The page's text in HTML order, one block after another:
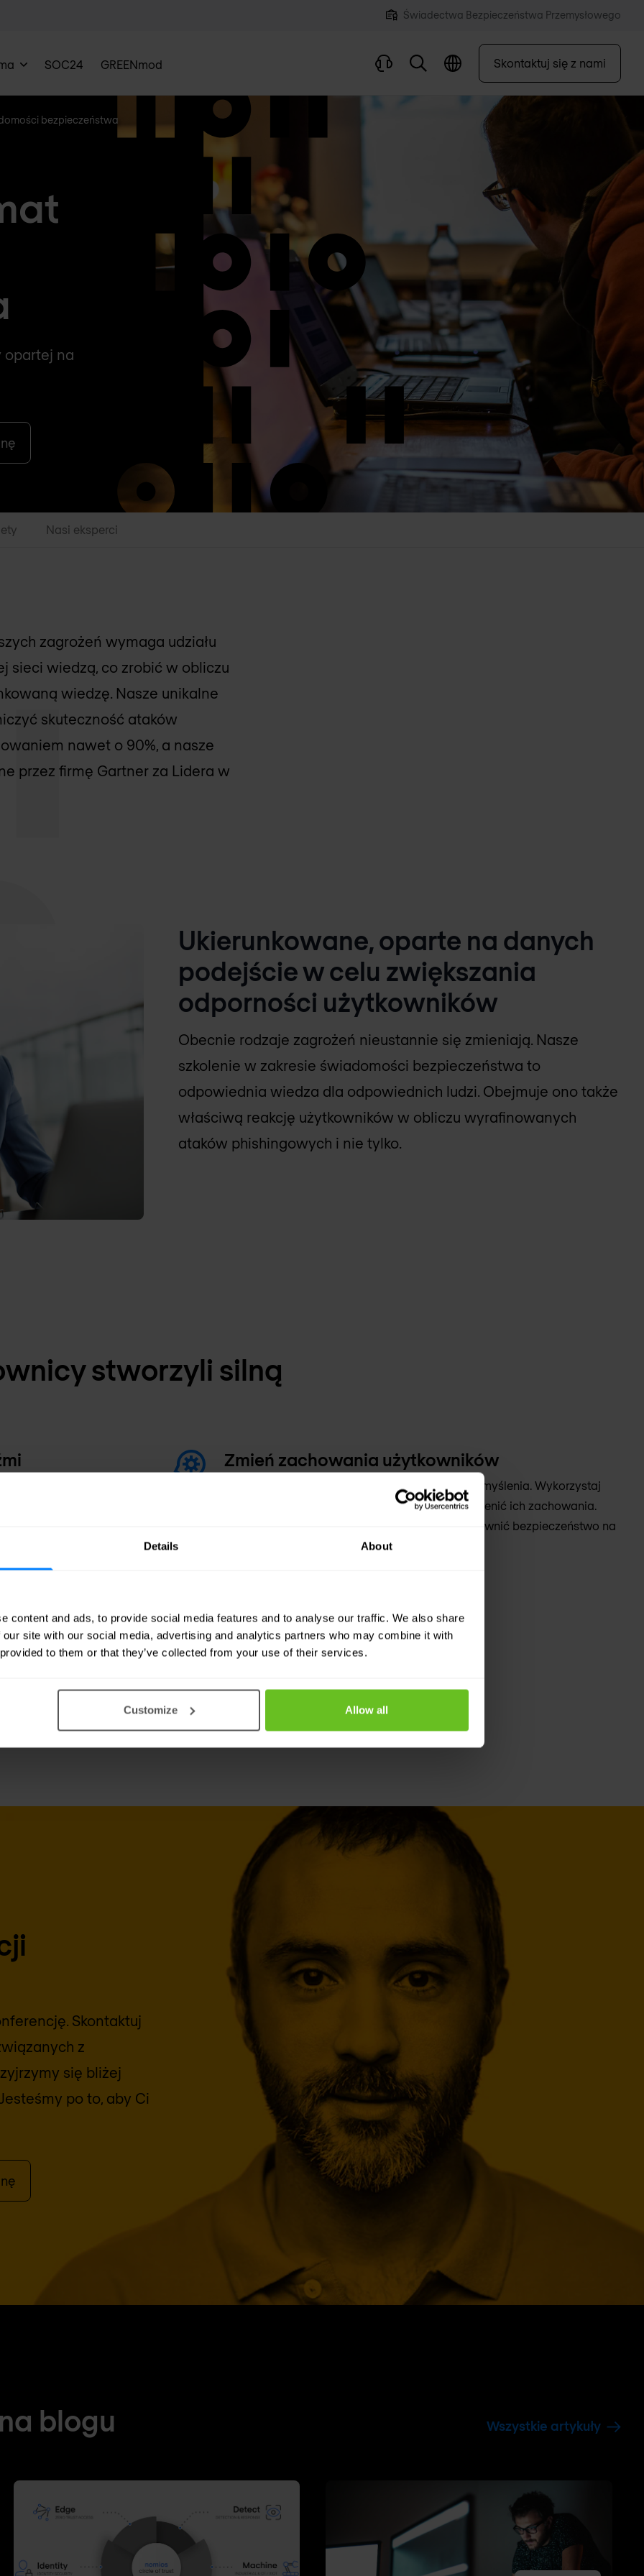
Details About
content and ads, to provide social media features and to analyse our traffic. We also share
site with our social media, advertising and analytics partners who may combine it with
to them or that they’ve collected from your use of their services.
Customize Allow all
Świadectwa Bezpieczeństwa Przemysłowego
SOC24 GREENmod Skontaktuj się z nami
bezpieczeństwa
opartej na
Nasi eksperci
zagrożeń wymaga udziału
sieci wiedzą, co zrobić w obliczu
wiedzę. Nasze unikalne
skuteczność ataków
nawet o 90%, a nasze
przez firmę Gartner za Lidera w
Ukierunkowane, oparte na danych
podejście w celu zwiększania
odporności użytkowników
Obecnie rodzaje zagrożeń nieustannie się zmieniają. Nasze
szkolenie w zakresie świadomości bezpieczeństwa to
odpowiednia wiedza dla odpowiednich ludzi. Obejmuje ono także
właściwą reakcję użytkowników w obliczu wyrafinowanych
ataków phishingowych i nie tylko.
stworzyli silną
świadomością
klikalności.
oraz w jakich
wiedzy.
Zmień zachowania użytkowników
Nie ucz swoich użytkowników schematycznego myślenia. Wykorzystaj
sprawdzoną wiedzę, aby ich zaangażować i zmienić ich zachowania.
Korzystaj z szerokiej gamy materiałów, aby zapewnić bezpieczeństwo na
prawdziwe ataki
usuwanie złośliwych
wewnętrznych i pomagasz
Skontaktuj
z
się bliżej
po to, aby Ci
blogu Wszystkie artykuły